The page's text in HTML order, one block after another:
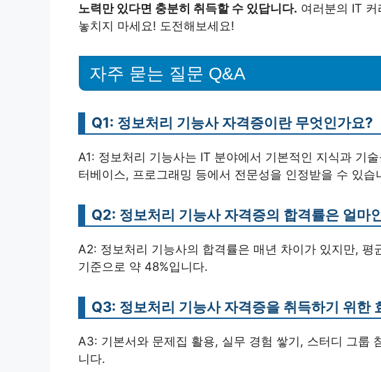
노력만 있다면 충분히 취득할 수 있답니다. 여러분의 IT
놓치지 마세요! 도전해보세요!
자주 묻는 질문 Q&A
Q1: 정보처리 기능사 자격증이란 무엇인가요?
A1: 정보처리 기능사는 IT 분야에서 기본적인 지식과 기
터베이스, 프로그래밍 등에서 전문성을 인정받을 수 있습
Q2: 정보처리 기능사 자격증의 합격률은 얼마
A2: 정보처리 기능사의 합격률은 매년 차이가 있지만,
기준으로 약 48%입니다.
Q3: 정보처리 기능사 자격증을 취득하기 위한
A3: 기본서와 문제집 활용, 실무 경험 쌓기, 스터디 그룹
니다.